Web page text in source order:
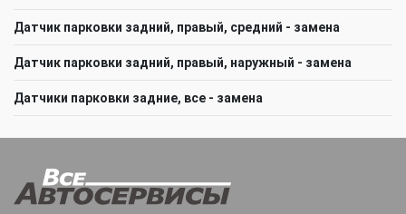
Датчик парковки задний, правый, средний - замена
Датчик парковки задний, правый, наружный - замена
Датчики парковки задние, все - замена